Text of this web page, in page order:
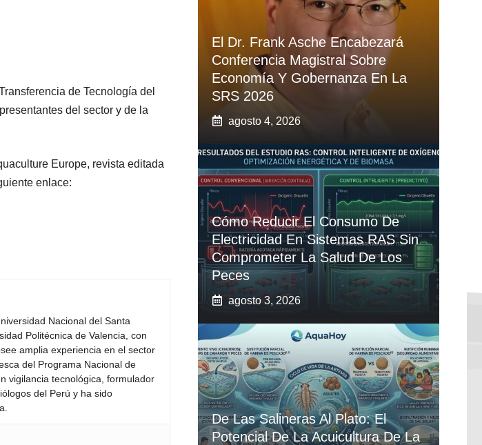
de Tecnología del
del sector y de la
Europe, revista editada
enlace:
Nacional del Santa
Politécnica de Valencia, con
amplia experiencia en el sector
del Programa Nacional de
vigilancia tecnológica, formulador
del Perú y ha sido
El Dr. Frank Asche Encabezará
Conferencia Magistral Sobre
Economía Y Gobernanza En La
SRS 2026
agosto 4, 2026
Cómo Reducir El Consumo De
Electricidad En Sistemas RAS Sin
Comprometer La Salud De Los
Peces
agosto 3, 2026
De Las Salineras Al Plato: El
Potencial De La Acuicultura De La